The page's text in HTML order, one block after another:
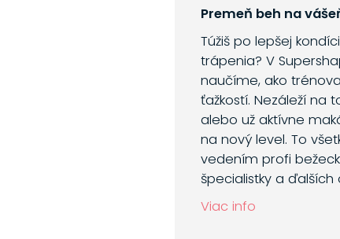
Premeň beh na
Túžiš po lepšej
trápenia? V
naučíme, ako
ťažkostí. Nezáleží na
alebo už aktívne
na nový level. To
vedením profi
špecialistky a ďalších
Viac info